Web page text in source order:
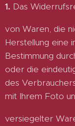
1. Das
von Waren, die
Herstellung eine
Bestimmung
oder die
des
mit Ihrem Foto
versiegelter